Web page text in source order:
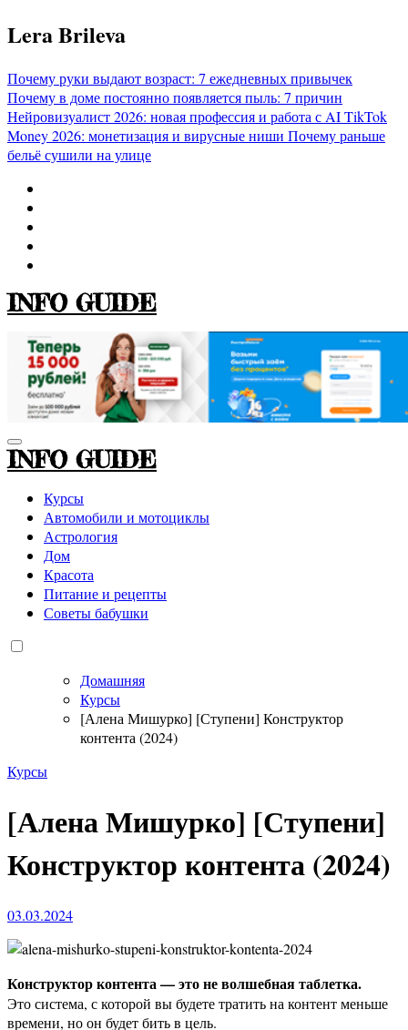
Перейти
к
Lera Brileva
Почему руки выдают возраст: 7 ежедневных привычек
Почему в доме постоянно появляется пыль: 7 причин
Нейровизуалист 2026: новая профессия и работа с AITikTok
Money 2026: монетизация и вирусные ниши Почему раньше
бельё сушили на улице
INFO GUIDE
INFO GUIDE
Курсы
Автомобили и мотоциклы
Астрология
Дом
Красота
Питание и рецепты
Советы бабушки
Домашняя
Курсы
[Алена Мишурко] [Ступени] Конструктор
контента (2024)
Курсы
[Алена Мишурко] [Ступени]
Конструктор контента (2024)
03.03.2024
Конструктор контента — это не волшебная таблетка.
Это система, с которой вы будете тратить на контент меньше
времени, но он будет бить в цель.